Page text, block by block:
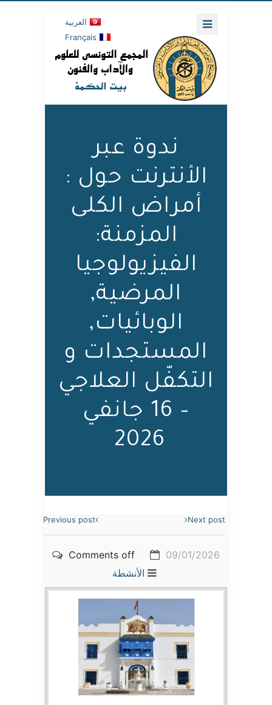
العربية
Français
ندوة عبر
الأنترنت حول :
‬المزمنة‭:
‬المرضية,
الوبائيات,
المستجدات و
التكفّل العلاجي
– 16 جانفي
2026 ‬‬‬
Previous post Next post
09/01/2026
Comments off
الأنشطة